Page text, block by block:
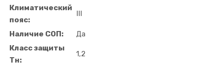
Климатический
пояс:
III
Наличие СОП:
Да
Класс защиты
Тн:
1,2